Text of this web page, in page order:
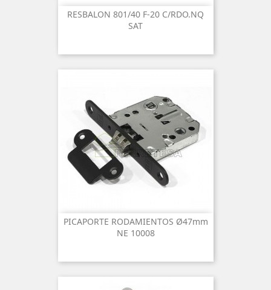
RESBALON 801/40 F-20 C/RDO.NQ
SAT
PICAPORTE RODAMIENTOS Ø47mm
NE 10008